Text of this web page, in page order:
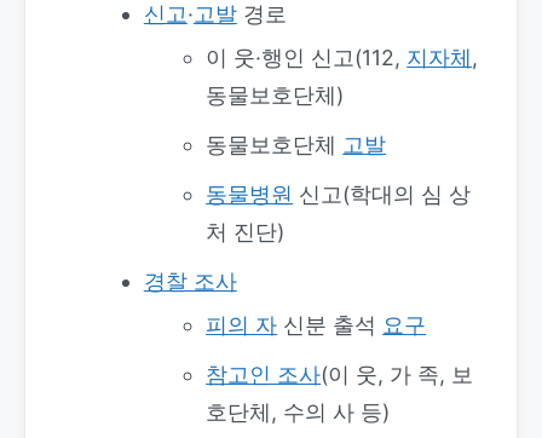
신고·고발경로
이 웃·행인 신고(112, 지자체,
동물보호단체)
동물보호단체 고발
동물병원 신고(학대의 심 상
처 진단)
경찰 조사
피의 자 신분 출석 요구
참고인 조사(이 웃, 가 족, 보
호단체, 수의 사 등)